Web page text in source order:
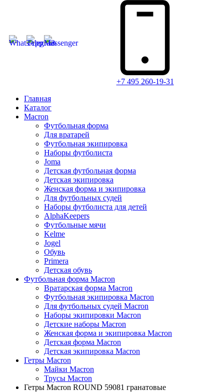
+7 495 260-19-31
Главная
Каталог
Macron
Футбольная форма
Для вратарей
Футбольная экипировка
Наборы футболиста
Joma
Детская футбольная форма
Детская экипировка
Женская форма и экипировка
Для футбольных судей
Наборы футболиста для детей
AlphaKeepers
Футбольные мячи
Kelme
Jogel
Обувь
Primera
Детская обувь
Футбольная форма Macron
Вратарская форма Macron
Футбольная экипировка Macron
Для футбольных судей Macron
Наборы экипировки Macron
Детские наборы Macron
Женская форма и экипировка Macron
Детская форма Macron
Детская экипировка Macron
Гетры Macron
Майки Macron
Трусы Macron
Гетры Macron ROUND 59081 гранатовые